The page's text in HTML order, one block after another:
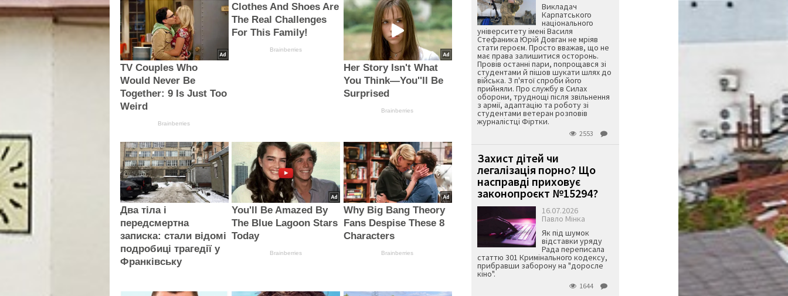
TV Couples Who
Would Never Be
Together: 9 Is Just Too
Weird
Brainberries
Clothes And Shoes Are
The Real Challenges
For This Family!
Brainberries
Her Story Isn't What
You Think—You''ll Be
Surprised
Brainberries
Два тіла і
передсмертна
записка: стали відомі
подробиці трагедії у
Франківську
You'll Be Amazed By
The Blue Lagoon Stars
Today
Brainberries
Why Big Bang Theory
Fans Despise These 8
Characters
Brainberries
Викладач
Карпатського
національного
університету імені Василя
Стефаника Юрій Довган не мріяв
стати героєм. Просто вважав, що не
має права залишитися осторонь.
Провів останні пари, попрощався зі
студентами й пішов шукати шлях до
війська. З п'ятої спроби його
прийняли. Про службу в Силах
оборони, труднощі після звільнення
з армії, адаптацію та роботу зі
студентами ветеран розповів
журналістці Фіртки.
2553
Захист дітей чи
легалізація порно? Що
насправді приховує
законопроєкт №15294?
16.07.2026
Павло Мінка
Як під шумок
відставки уряду
Рада переписала
статтю 301 Кримінального кодексу,
прибравши заборону на "доросле
кіно".
1644